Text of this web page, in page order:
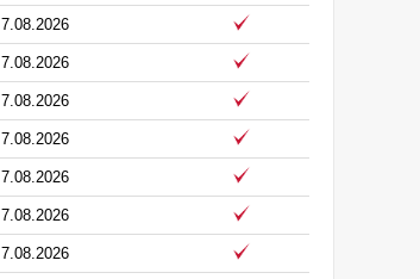
7.08.2026
7.08.2026
7.08.2026
7.08.2026
7.08.2026
7.08.2026
7.08.2026